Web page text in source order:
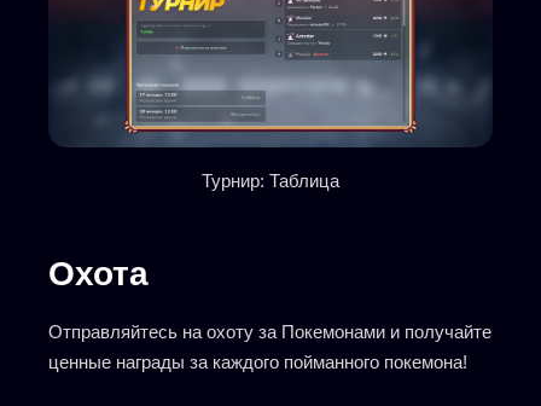
Турнир: Таблица
Охота
Отправляйтесь на охоту за Покемонами и получайте
ценные награды за каждого пойманного покемона!